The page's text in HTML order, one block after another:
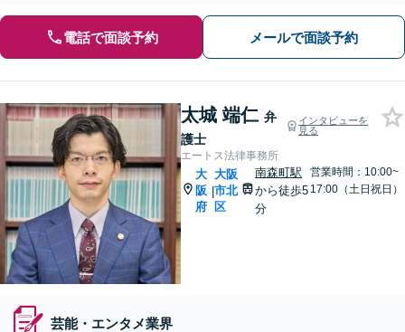
電話で面談予約 メールで面談予約
太城 端仁 弁
護士
インタビューを
見る
エートス法律事務所
大
阪
府
|
大阪
市北
区
南森町駅
から徒歩5
分
営業時間：10:00~
17:00（土日祝日）
芸能・エンタメ業界